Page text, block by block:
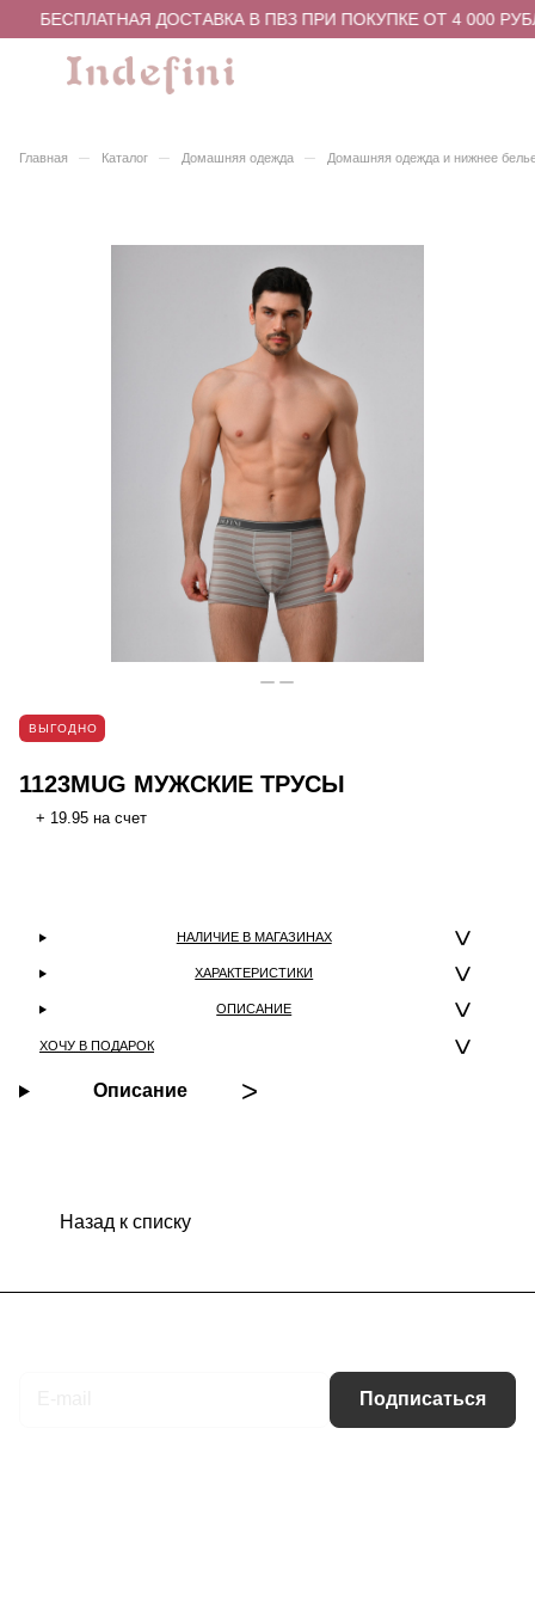
БЕСПЛАТНАЯ ДОСТАВКА В ПВЗ ПРИ ПОКУПКЕ ОТ 4 000
Главная – Каталог – Домашняя одежда – Домашняя одежда и нижнее
ВЫГОДНО
1123MUG МУЖСКИЕ ТРУСЫ
+ 19.95 на счет
НАЛИЧИЕ В МАГАЗИНАХ
ХАРАКТЕРИСТИКИ
ОПИСАНИЕ
ХОЧУ В ПОДАРОК
Описание
Назад к списку
Подписаться